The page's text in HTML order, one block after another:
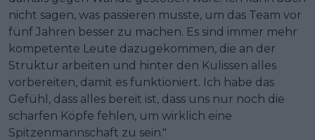
nicht sagen, was passieren musste, um das Team vor
fünf Jahren besser zu machen. Es sind immer mehr
kompetente Leute dazugekommen, die an der
Struktur arbeiten und hinter den Kulissen alles
vorbereiten, damit es funktioniert. Ich habe das
Gefühl, dass alles bereit ist, dass uns nur noch die
scharfen Köpfe fehlen, um wirklich eine
Spitzenmannschaft zu sein."